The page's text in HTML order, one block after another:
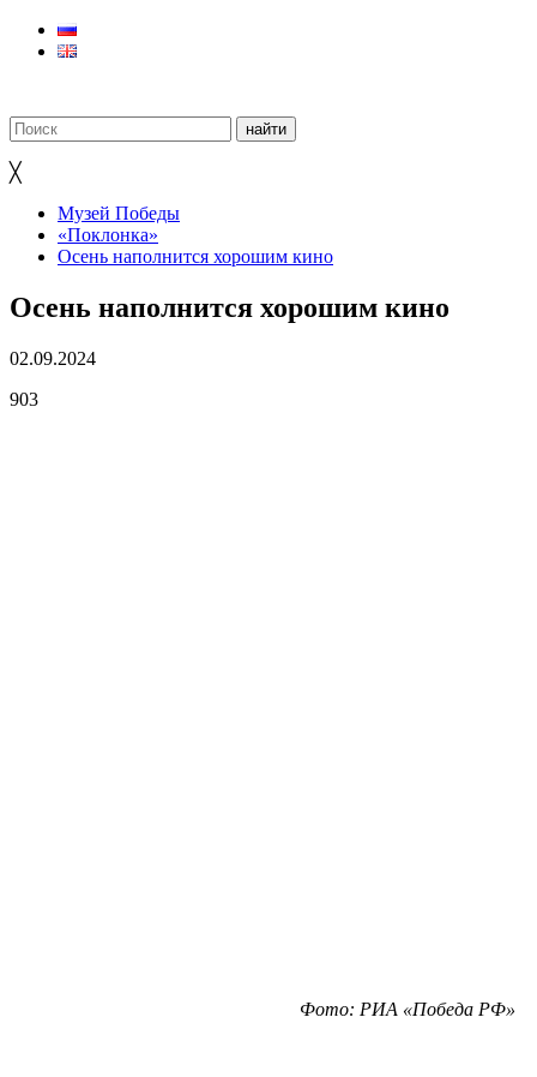
╳
Музей Победы
«Поклонка»
Осень наполнится хорошим кино
Осень наполнится хорошим кино
02.09.2024
903
Фото: РИА «Победа РФ»